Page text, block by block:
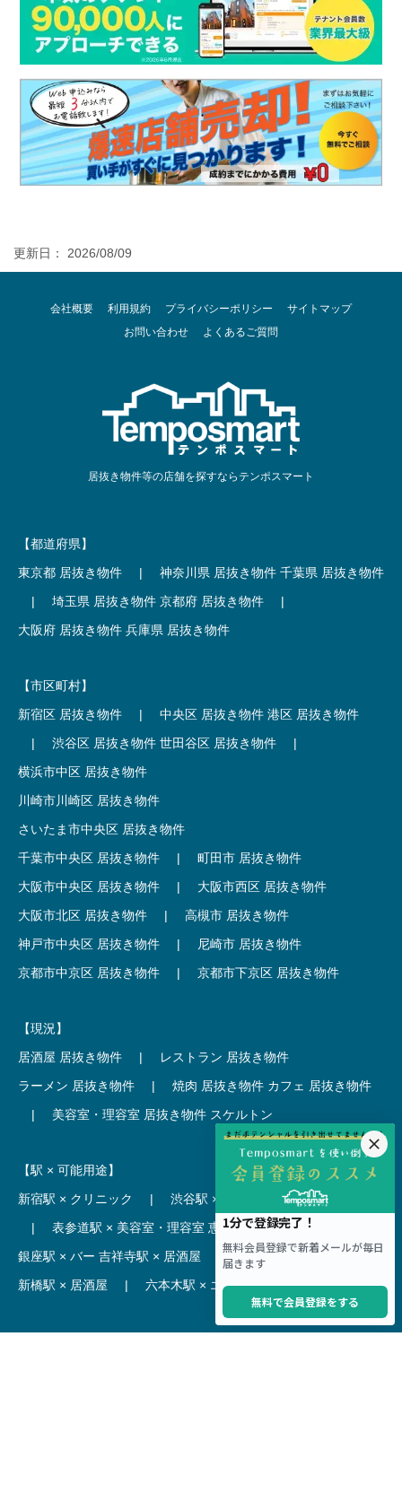
更新日： 2026/08/09
会社概要 利用規約 プライバシーポリシー
サイトマップ
お問い合わせ
よくあるご質問
居抜き物件等の店舗を探すならテンポスマート
【都道府県】
東京都 居抜き物件
| 神奈川県 居抜き物件 千葉県 居抜き物件
|
埼玉県 居抜き物件 京都府 居抜き物件
|
大阪府 居抜き物件 兵庫県 居抜き物件
【市区町村】
新宿区 居抜き物件
| 中央区 居抜き物件 港区 居抜き物件
|
渋谷区 居抜き物件 世田谷区 居抜き物件
|
横浜市中区 居抜き物件
川崎市川崎区 居抜き物件
さいたま市中央区 居抜き物件
千葉市中央区 居抜き物件
|
町田市 居抜き物件
大阪市中央区 居抜き物件
|
大阪市西区 居抜き物件
大阪市北区 居抜き物件
|
高槻市 居抜き物件
神戸市中央区 居抜き物件
|
尼崎市 居抜き物件
京都市中京区 居抜き物件
| 京都市下京区 居抜き物件
【現況】
居酒屋 居抜き物件
|
レストラン 居抜き物件
ラーメン 居抜き物件
| 焼肉 居抜き物件 カフェ 居抜き物件
|
美容室・理容室 居抜き物件 スケルトン
【駅 × 可能用途】
新宿駅 × クリニック
| 渋谷駅 × カフェ
池袋駅 × ラーメン
|
表参道駅 × 美容室・理容室 恵比寿駅 × レストラン
銀座駅 × バー 吉祥寺駅 × 居酒屋
麻布十番駅 × レストラン
新橋駅 × 居酒屋
| 六本木駅 × エステ・マッサージ・サロン